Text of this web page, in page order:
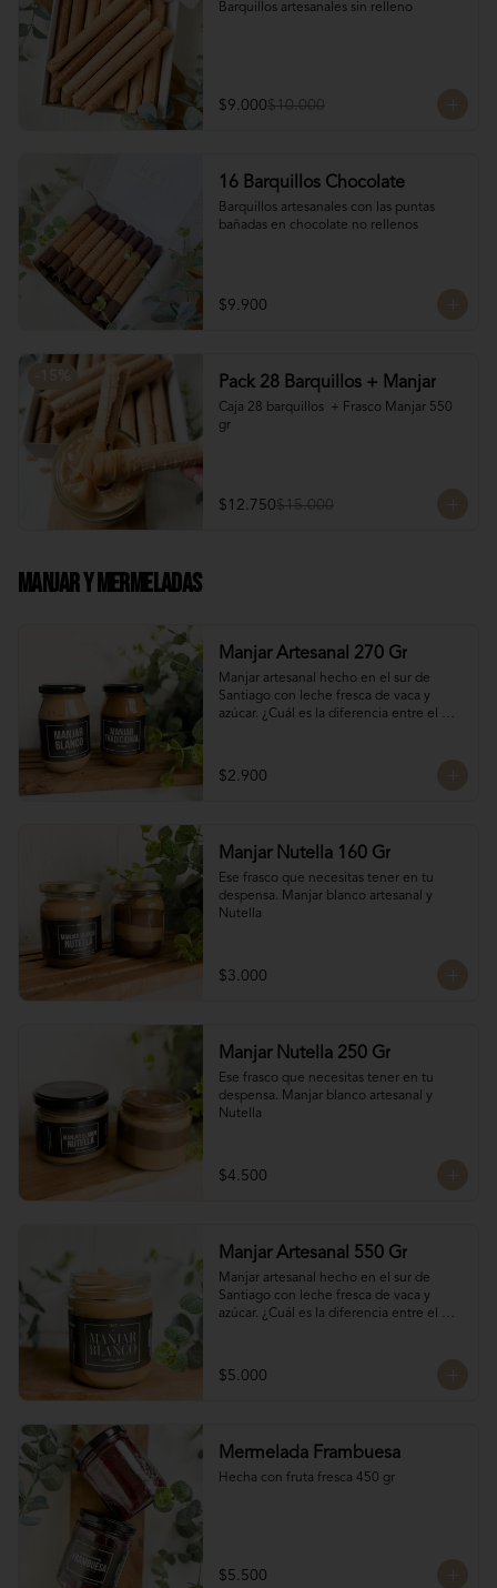
Barquillos artesanales sin relleno
$9.000$10.000
16 Barquillos Chocolate
Barquillos artesanales con las puntas
bañadas en chocolate no rellenos
$9.900
Pack 28 Barquillos + Manjar
Caja 28 barquillos  + Frasco Manjar 550
gr
$12.750$15.000
Manjar Y Mermeladas
Manjar Artesanal 270 Gr
Manjar artesanal hecho en el sur de
Santiago con leche fresca de vaca y
azúcar. ¿Cuál es la diferencia entre el
El manjar tradicional, al tener mayor
tiempo de cocción tiene un sabor más
duración pero esto a la vez hace que sea
un sabor más suave y artesanal, más de
casa.
$2.900
Manjar Nutella 160 Gr
Ese frasco que necesitas tener en tu
despensa. Manjar blanco artesanal y
Nutella
$3.000
Manjar Nutella 250 Gr
Ese frasco que necesitas tener en tu
despensa. Manjar blanco artesanal y
Nutella
$4.500
Manjar Artesanal 550 Gr
Manjar artesanal hecho en el sur de
Santiago con leche fresca de vaca y
azúcar. ¿Cuál es la diferencia entre el
El manjar tradicional, al tener mayor
tiempo de cocción tiene un sabor más
duración pero esto a la vez hace que sea
un sabor más suave y artesanal, más de
$5.000
Mermelada Frambuesa
Hecha con fruta fresca 450 gr
$5.500